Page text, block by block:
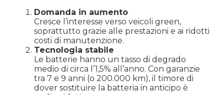
Domanda in aumento
Cresce l’interesse verso veicoli green,
soprattutto grazie alle prestazioni e ai ridotti
costi di manutenzione.
Tecnologia stabile
Le batterie hanno un tasso di degrado
medio di circa l’1,5% all’anno. Con garanzie
tra 7 e 9 anni (o 200.000 km), il timore di
dover sostituire la batteria in anticipo è